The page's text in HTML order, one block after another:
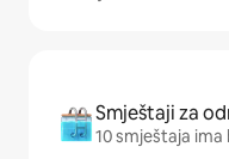
Smještaji za
10 smještaja ima